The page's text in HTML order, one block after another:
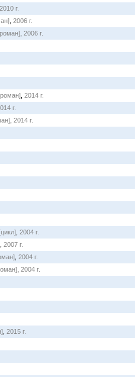
2010 г.
2006 г.
2006 г.
2014 г.
г.
2014 г.
2004 г.
2007 г.
2004 г.
2004 г.
2015 г.